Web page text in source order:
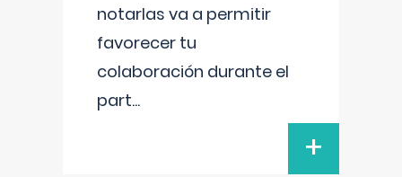
notarlas va a permitir
favorecer tu
colaboración durante el
part...
+